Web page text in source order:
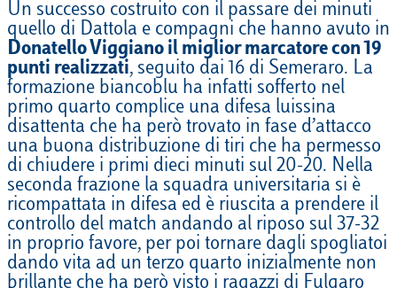
Un successo costruito con il passare dei minuti
quello di Dattola e compagni che hanno avuto in
Donatello Viggiano il miglior marcatore con 19
punti realizzati, seguito dai 16 di Semeraro. La
formazione biancoblu ha infatti sofferto nel
primo quarto complice una difesa luissina
disattenta che ha però trovato in fase d’attacco
una buona distribuzione di tiri che ha permesso
di chiudere i primi dieci minuti sul 20-20. Nella
seconda frazione la squadra universitaria si è
ricompattata in difesa ed è riuscita a prendere il
controllo del match andando al riposo sul 37-32
in proprio favore, per poi tornare dagli spogliatoi
dando vita ad un terzo quarto inizialmente non
brillante che ha però visto i ragazzi di Fulgaro